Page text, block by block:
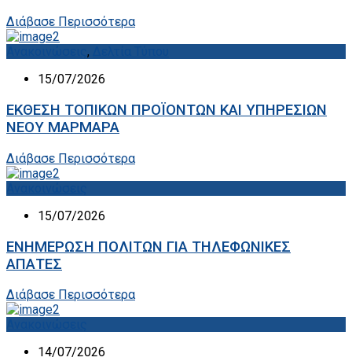
Διάβασε Περισσότερα
,
15/07/2026
ΕΚΘΕΣΗ ΤΟΠΙΚΩΝ ΠΡΟΪΟΝΤΩΝ ΚΑΙ ΥΠΗΡΕΣΙΩΝ
ΝΕΟΥ ΜΑΡΜΑΡΑ
Διάβασε Περισσότερα
15/07/2026
ΕΝΗΜΕΡΩΣΗ ΠΟΛΙΤΩΝ ΓΙΑ ΤΗΛΕΦΩΝΙΚΕΣ
ΑΠΑΤΕΣ
Διάβασε Περισσότερα
14/07/2026